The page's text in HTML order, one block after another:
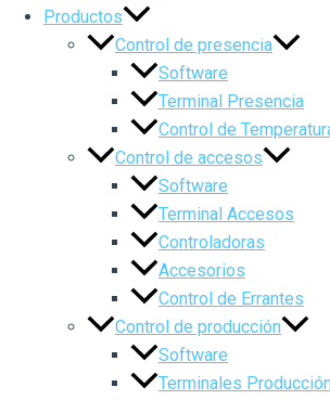
Productos
Control de presencia
Software
Terminal Presencia
Control de
Control de accesos
Software
Terminal Accesos
Controladoras
Accesorios
Control de Errantes
Control de producción
Software
Terminales Producción